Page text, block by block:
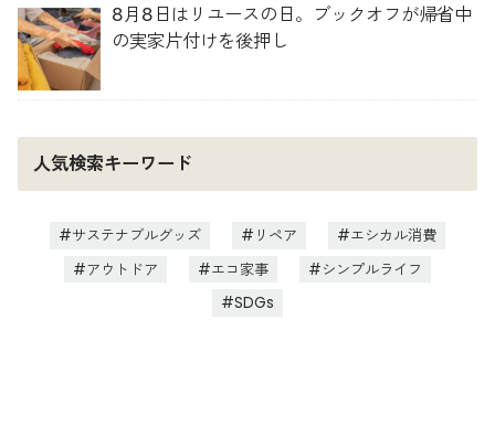
8月8日はリユースの日。ブックオフが帰省中
の実家片付けを後押し
人気検索キーワード
サステナブルグッズ リペア
エシカル消費
アウトドア
エコ家事
シンプルライフ
SDGs